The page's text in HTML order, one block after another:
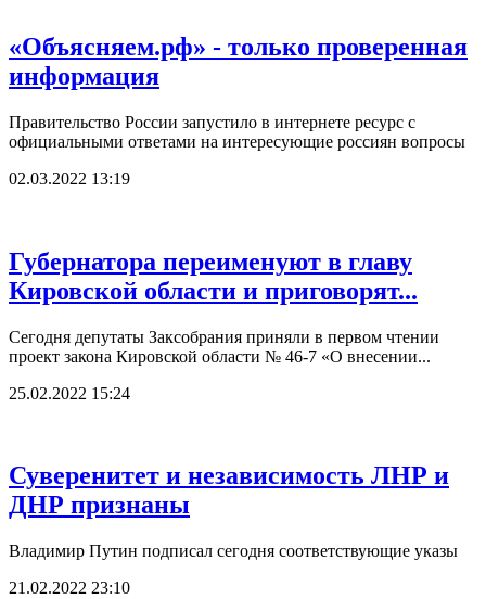
«Объясняем.рф» - только проверенная
информация
Правительство России запустило в интернете ресурс с
официальными ответами на интересующие россиян вопросы
02.03.2022 13:19
Губернатора переименуют в главу
Кировской области и приговорят...
Сегодня депутаты Заксобрания приняли в первом чтении
проект закона Кировской области № 46-7 «О внесении...
25.02.2022 15:24
Суверенитет и независимость ЛНР и
ДНР признаны
Владимир Путин подписал сегодня соответствующие указы
21.02.2022 23:10